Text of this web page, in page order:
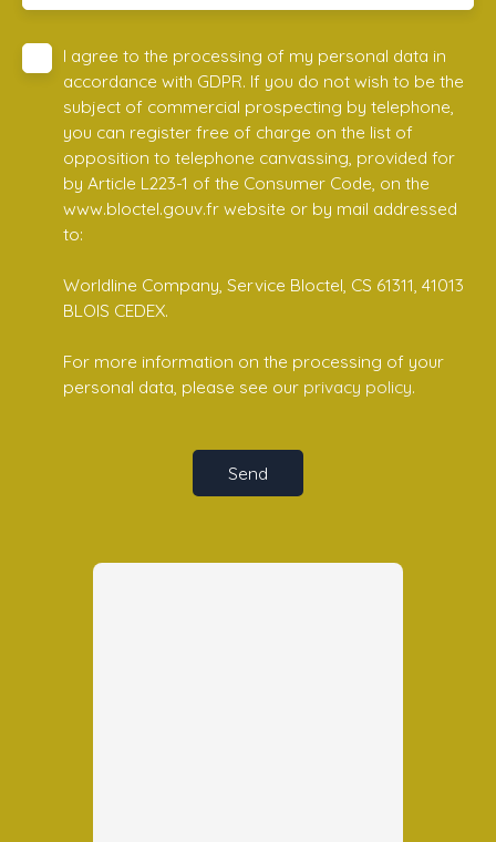
I agree to the processing of my personal data in
accordance with GDPR. If you do not wish to be the
subject of commercial prospecting by telephone,
you can register free of charge on the list of
opposition to telephone canvassing, provided for
by Article L223-1 of the Consumer Code, on the
www.bloctel.gouv.fr website or by mail addressed
to:
Worldline Company, Service Bloctel, CS 61311, 41013
BLOIS CEDEX.
For more information on the processing of your
personal data, please see our privacy policy.
Send